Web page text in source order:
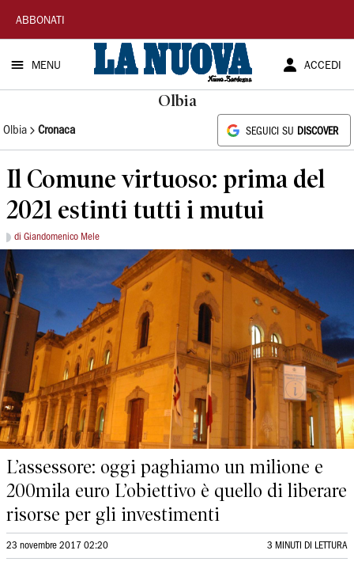
La
Nuova
Sardegna
ABBONATI
MENU ACCEDI
Olbia
Olbia Cronaca SEGUICI SU DISCOVER
Il Comune virtuoso: prima del
2021 estinti tutti i mutui
di Giandomenico Mele
L’assessore: oggi paghiamo un milione e
200mila euro L’obiettivo è quello di liberare
risorse per gli investimenti
23 novembre 2017 02:20 3 MINUTI DI LETTURA